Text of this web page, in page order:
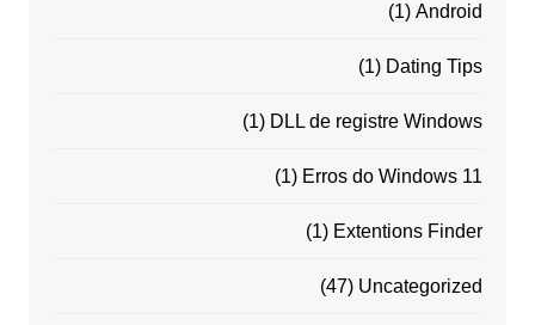
Android
(1)
Dating Tips
(1)
DLL de registre Windows
(1)
Erros do Windows 11
(1)
Extentions Finder
(1)
Uncategorized
(47)